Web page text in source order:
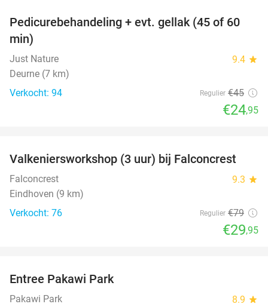
45%
Pedicurebehandeling + evt. gellak (45 of 60
min)
Just Nature 9.4 star
Deurne (7 km)
Verkocht: 94
Regulier €45
€24,95
62%
Valkeniersworkshop (3 uur) bij Falconcrest
Falconcrest 9.3 star
Eindhoven (9 km)
Verkocht: 76
Regulier €79
€29,95
Entree Pakawi Park
Pakawi Park 8.9 star